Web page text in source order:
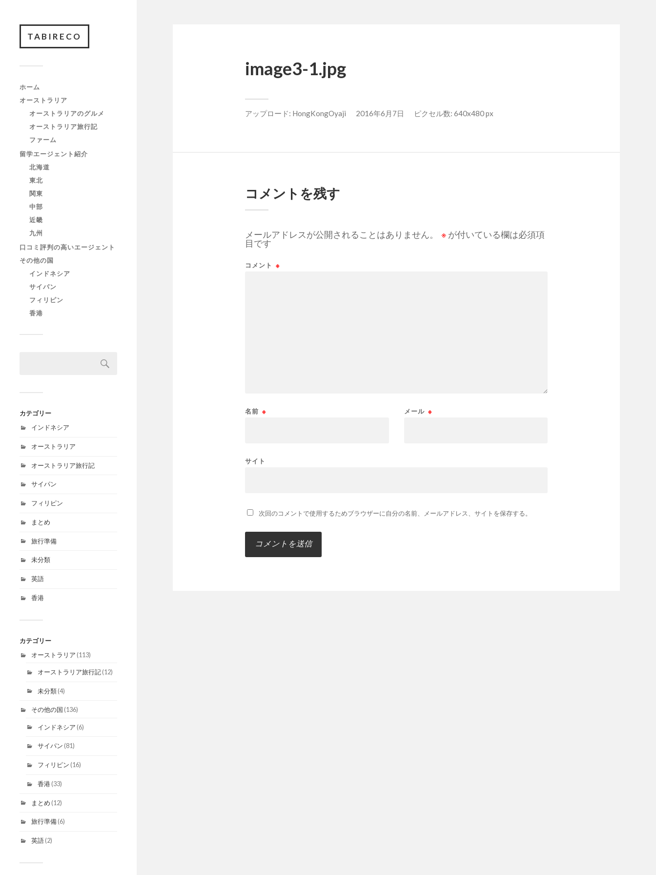
TABIRECO
ホーム
オーストラリア
オーストラリアのグルメ
オーストラリア旅行記
ファーム
留学エージェント紹介
北海道
東北
関東
中部
近畿
九州
口コミ評判の高いエージェント
その他の国
インドネシア
サイパン
フィリピン
香港
カテゴリー
インドネシア
オーストラリア
オーストラリア旅行記
サイパン
フィリピン
まとめ
旅行準備
未分類
英語
香港
カテゴリー
オーストラリア (113)
オーストラリア旅行記(12)
未分類(4)
その他の国 (136)
インドネシア (6)
サイパン (81)
フィリピン (16)
香港(33)
まとめ (12)
旅行準備(6)
英語(2)
image3-1.jpg
アップロード: HongKongOyaji 2016年6月7日 ピクセル数: 640x480 px
コメントを残す
メールアドレスが公開されることはありません。 ※ が付いている欄は必須項
目です
コメント ※
名前 ※ メール ※
サイト
次回のコメントで使用するためブラウザーに自分の名前、メールアドレス、サイトを保存する。